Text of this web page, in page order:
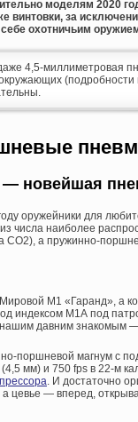
моделям 2020
винтовки, за
охотничьим
4,5-миллиметровая
(подробности
— новейшая п
оружейники для
числа наиболее
СО2), а пружинно-
М1 «Гаранд», а
индексом М1А под
давним знакомым
поршневой магнум с
мм) и 750 fps в 22-м
. И достаточно
цевье — вперед,